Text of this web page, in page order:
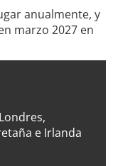
anualmente, y
marzo 2027 en
e Irlanda